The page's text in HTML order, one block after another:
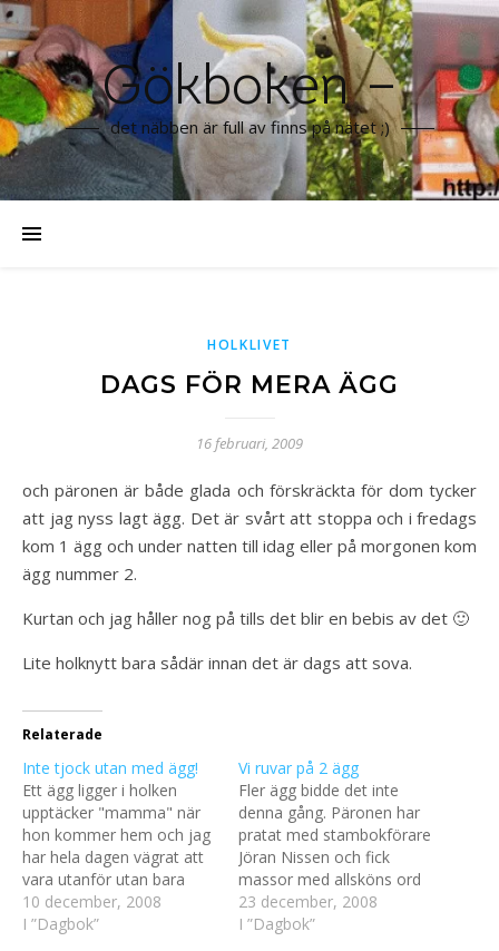
Gökboken –
det näbben är full av finns på nätet ;)
HOLKLIVET
DAGS FÖR MERA ÄGG
16 februari, 2009
och päronen är både glada och förskräckta för dom tycker
att jag nyss lagt ägg. Det är svårt att stoppa och i fredags
kom 1 ägg och under natten till idag eller på morgonen kom
ägg nummer 2.
Kurtan och jag håller nog på tills det blir en bebis av det 🙂
Lite holknytt bara sådär innan det är dags att sova.
Relaterade
Inte tjock utan med ägg!
Ett ägg ligger i holken
upptäcker "mamma" när
hon kommer hem och jag
har hela dagen vägrat att
vara utanför utan bara
hållit på och låtit konstigt.
"Pappa" fixade mer mjukt
10 december, 2008
I ”Dagbok”
Vi ruvar på 2 ägg
Fler ägg bidde det inte
denna gång. Päronen har
pratat med stambokförare
Jöran Nissen och fick
massor med allsköns ord
med sig så dom blev glada
och nöjda. Det enda
23 december, 2008
I ”Dagbok”